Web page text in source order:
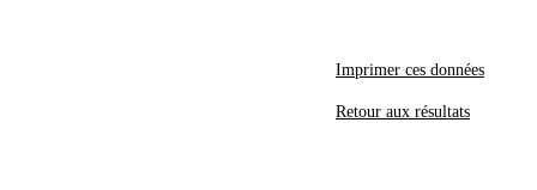
Imprimer ces données
Retour aux résultats